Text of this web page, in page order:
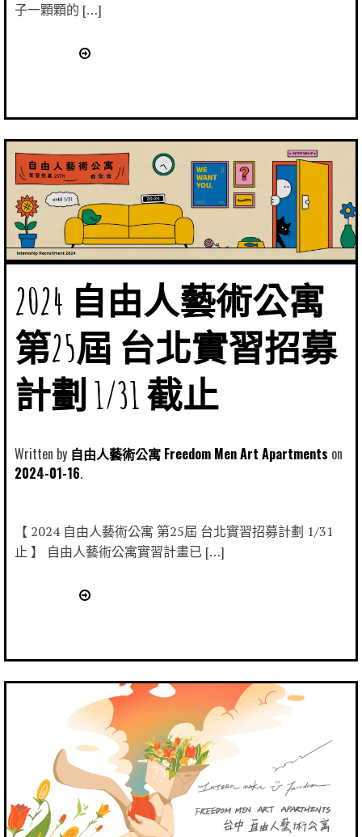
子一顆顆的 […]
2024 自由人藝術公寓
第25屆 台北實習招募
計劃 1/31 截止
Written by 自由人藝術公寓 Freedom Men Art Apartments
2024-01-16
【 2024 自由人藝術公寓 第25屆 台北實習招募計劃 1/31
止 】 自由人藝術公寓實習計畫已 […]